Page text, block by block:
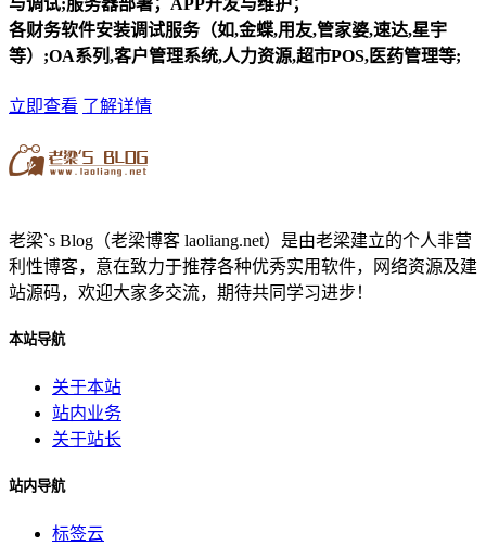
与调试;服务器部署；APP开发与维护；
各财务软件安装调试服务（如,金蝶,用友,管家婆,速达,星宇
等）;OA系列,客户管理系统,人力资源,超市POS,医药管理等;
立即查看 了解详情
老梁`s Blog（老梁博客 laoliang.net）是由老梁建立的个人非营
利性博客，意在致力于推荐各种优秀实用软件，网络资源及建
站源码，欢迎大家多交流，期待共同学习进步！
本站导航
关于本站
站内业务
关于站长
站内导航
标签云